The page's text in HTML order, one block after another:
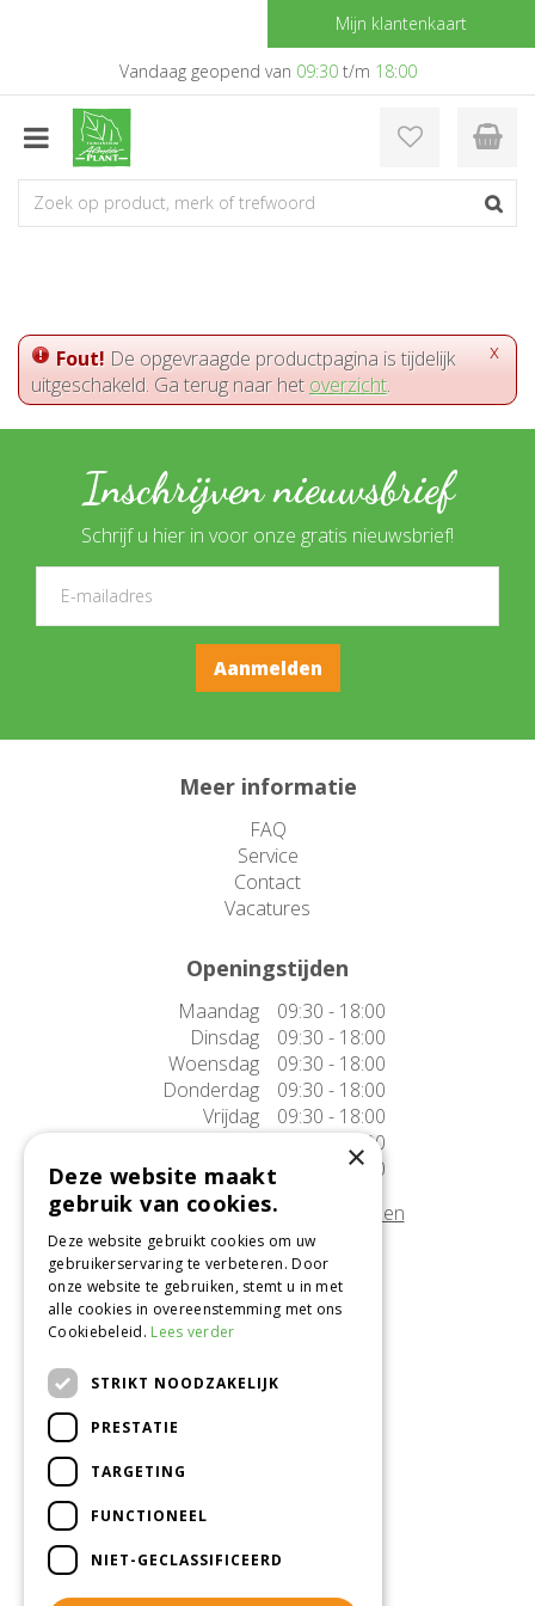
a
Mijn klantenkaart
Vandaag geopend van 09:30t/m 18:00
x
Fout! De opgevraagde productpagina is tijdelijk
uitgeschakeld. Ga terug naar het overzicht.
Inschrijven nieuwsbrief
Schrijf u hier in voor onze gratis nieuwsbrief!
Meer informatie
FAQ
Service
Contact
Vacatures
Openingstijden
Maandag
09:30 - 18:00
Dinsdag
09:30 - 18:00
Woensdag
09:30 - 18:00
Donderdag
09:30 - 18:00
Vrijdag
09:30 - 18:00
Zaterdag
09:30 - 17:00
Zondag
10:00 - 17:00
Afwijkende openingstijden tonen
Onze locatie
Tuincentrum Alméérplant
Jac. P. Thijsseweg 4
pinterest
×
Deze website maakt
gebruik van cookies.
Deze website gebruikt cookies om uw
gebruikerservaring te verbeteren. Door
onze website te gebruiken, stemt u in met
alle cookies in overeenstemming met ons
Cookiebeleid. Lees verder
STRIKT NOODZAKELIJK
PRESTATIE
TARGETING
FUNCTIONEEL
NIET-GECLASSIFICEERD